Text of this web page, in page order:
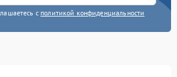
с политикой конфиденциальности